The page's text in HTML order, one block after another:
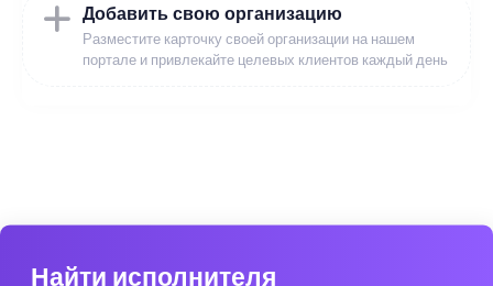
Добавить свою организацию
Разместите карточку своей организации на нашем
портале и привлекайте целевых клиентов каждый день
Найти исполнителя